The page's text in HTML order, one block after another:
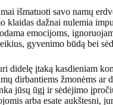
išmatuoti savo namų
klaidas dažnai nulemia
emocijoms,
gyvenimo būdą bei
didelę įtaką kasdieniam
dirbantiems žmonėms ar
jūsų ūgį ir sėdėjimo
arba esate aukštesni,